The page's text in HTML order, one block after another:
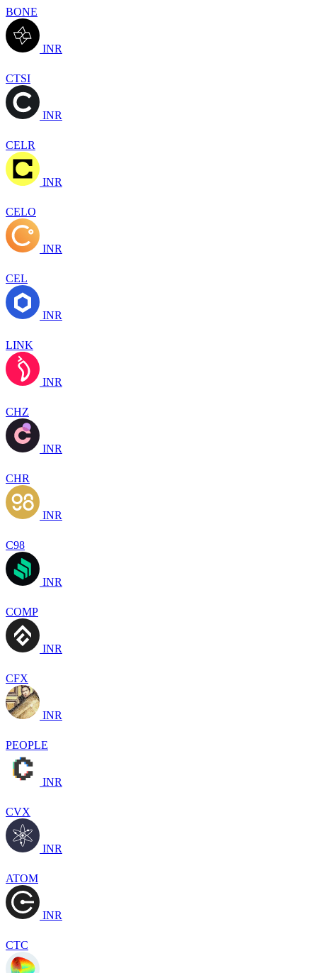
BONE
INR
CTSI
INR
CELR
INR
CELO
INR
CEL
INR
LINK
INR
CHZ
INR
CHR
INR
C98
INR
COMP
INR
CFX
INR
PEOPLE
INR
CVX
INR
ATOM
INR
CTC